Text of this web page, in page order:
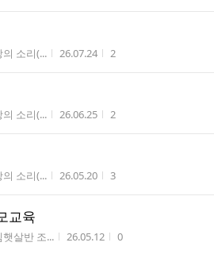
자
의 소리(... 작성시간
26.07.24 조회수
2
자
의 소리(... 작성시간
26.06.25 조회수
2
자
의 소리(... 작성시간
26.05.20 조회수
3
교육
자
햇살반 조... 작성시간
26.05.12 조회수
0